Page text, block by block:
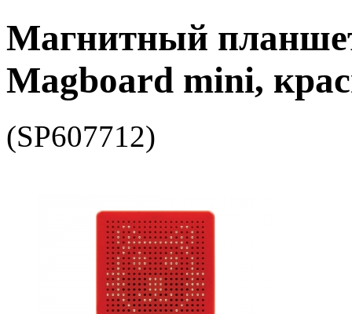
Магнитный
Magboard mini,
(SP607712)